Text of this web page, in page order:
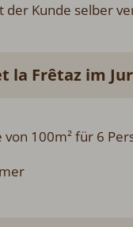
la Frêtaz im
100m² für 6